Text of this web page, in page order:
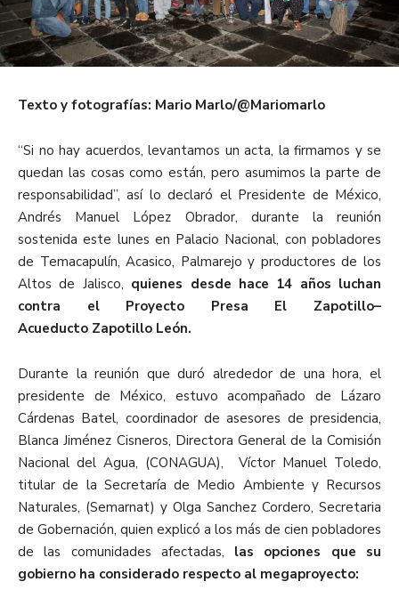
Texto y fotografías: Mario Marlo/@Mariomarlo
“Si no hay acuerdos, levantamos un acta, la firmamos y se
quedan las cosas como están, pero asumimos la parte de
responsabilidad”, así lo declaró el Presidente de México,
Andrés Manuel López Obrador, durante la reunión
sostenida este lunes en Palacio Nacional, con pobladores
de Temacapulín, Acasico, Palmarejo y productores de los
Altos de Jalisco, quienes desde hace 14 años luchan
contra el Proyecto Presa El Zapotillo–
Acueducto Zapotillo León.
Durante la reunión que duró alrededor de una hora, el
presidente de México, estuvo acompañado de Lázaro
Cárdenas Batel, coordinador de asesores de presidencia,
Blanca Jiménez Cisneros, Directora General de la Comisión
Nacional del Agua, (CONAGUA), Víctor Manuel Toledo,
titular de la Secretaría de Medio Ambiente y Recursos
Naturales, (Semarnat) y Olga Sanchez Cordero, Secretaria
de Gobernación, quien explicó a los más de cien pobladores
de las comunidades afectadas, las opciones que su
gobierno ha considerado respecto al megaproyecto: